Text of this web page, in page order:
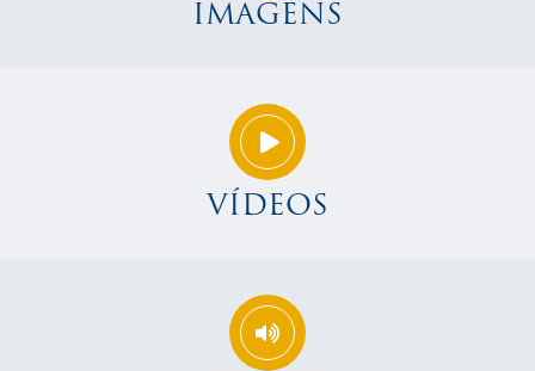
IMAGENS
VÍDEOS